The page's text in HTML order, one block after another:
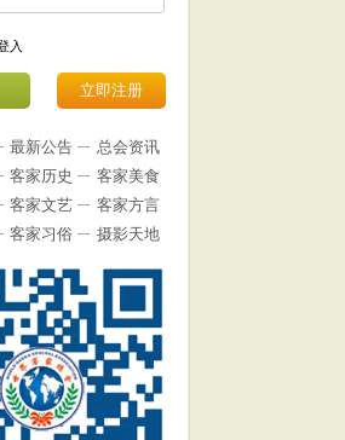
入
最新公告 ㄧ 总会资讯
客家历史 ㄧ 客家美食
客家文艺 ㄧ 客家方言
客家习俗 ㄧ 摄影天地